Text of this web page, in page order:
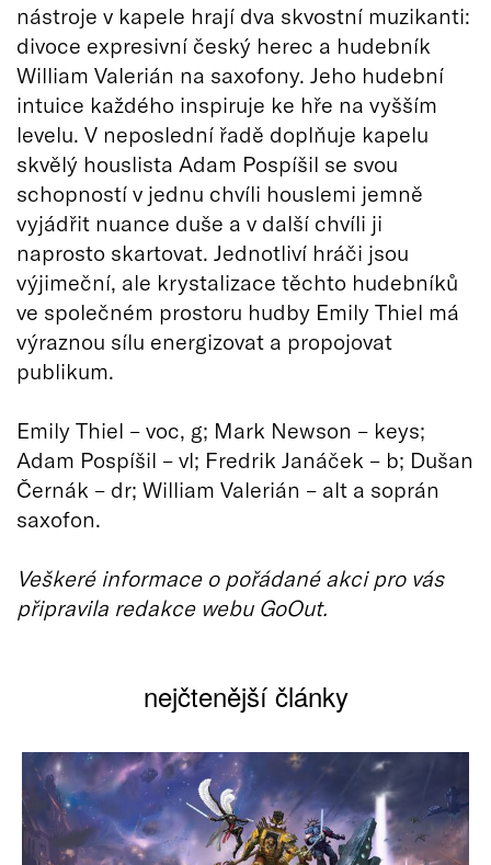
nástroje v kapele hrají dva skvostní muzikanti:
divoce expresivní český herec a hudebník
William Valerián na saxofony. Jeho hudební
intuice každého inspiruje ke hře na vyšším
levelu. V neposlední řadě doplňuje kapelu
skvělý houslista Adam Pospíšil se svou
schopností v jednu chvíli houslemi jemně
vyjádřit nuance duše a v další chvíli ji
naprosto skartovat. Jednotliví hráči jsou
výjimeční, ale krystalizace těchto hudebníků
ve společném prostoru hudby Emily Thiel má
výraznou sílu energizovat a propojovat
publikum.
Emily Thiel – voc, g; Mark Newson – keys;
Adam Pospíšil – vl; Fredrik Janáček – b; Dušan
Černák – dr; William Valerián – alt a soprán
saxofon.
Veškeré informace o pořádané akci pro vás
připravila redakce webu GoOut.
nejčtenější články